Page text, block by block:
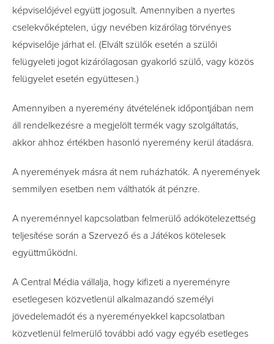
képviselőjével együtt jogosult. Amennyiben a nyertes
cselekvőképtelen, úgy nevében kizárólag törvényes
képviselője járhat el. (Elvált szülők esetén a szülői
felügyeleti jogot kizárólagosan gyakorló szülő, vagy közös
felügyelet esetén együttesen.)
Amennyiben a nyeremény átvételének időpontjában nem
áll rendelkezésre a megjelölt termék vagy szolgáltatás,
akkor ahhoz értékben hasonló nyeremény kerül átadásra.
A nyeremények másra át nem ruházhatók. A nyeremények
semmilyen esetben nem válthatók át pénzre.
A nyereménnyel kapcsolatban felmerülő adókötelezettség
teljesítése során a Szervező és a Játékos kötelesek
együttműködni.
A Central Média vállalja, hogy kifizeti a nyereményre
esetlegesen közvetlenül alkalmazandó személyi
jövedelemadót és a nyereményekkel kapcsolatban
közvetlenül felmerülő további adó vagy egyéb esetleges